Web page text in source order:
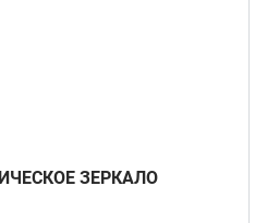
ЗЕРКАЛО